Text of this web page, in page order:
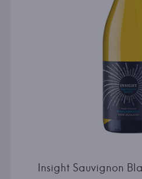
Insight Sauvignon